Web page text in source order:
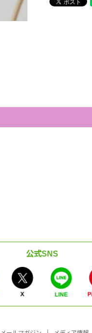
公式SNS